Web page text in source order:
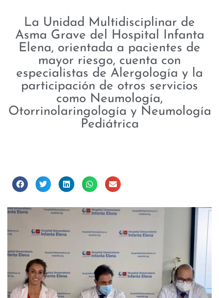
La Unidad Multidisciplinar de
Asma Grave del Hospital Infanta
Elena, orientada a pacientes de
mayor riesgo, cuenta con
especialistas de Alergología y la
participación de otros servicios
como Neumología,
Otorrinolaringología y Neumología
Pediátrica